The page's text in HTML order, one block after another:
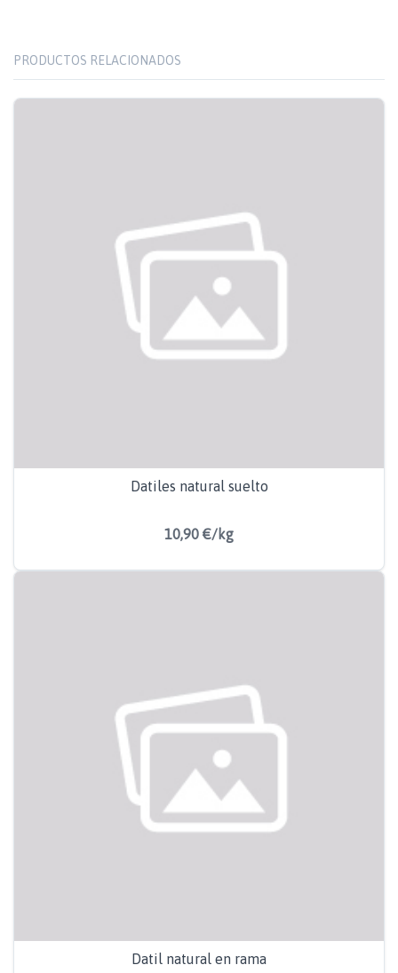
PRODUCTOS RELACIONADOS
Datiles natural suelto
10,90 €/kg
Datil natural en rama